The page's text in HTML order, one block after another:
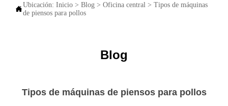
Ubicación: Inicio> Blog> Oficina central > Tipos de máquinas
de piensos para pollos
Blog
Tipos de máquinas de piensos para pollos